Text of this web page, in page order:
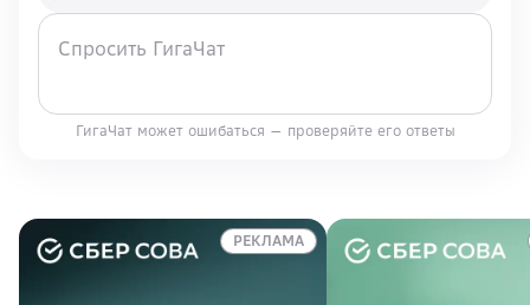
ГигаЧат может ошибаться — проверяйте его ответы
РЕКЛАМА